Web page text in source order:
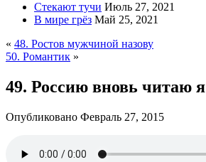
Стекают тучи Июль 27, 2021
В мире грёз Май 25, 2021
« 48. Ростов мужчиной назову
50. Романтик »
49. Россию вновь читаю я
Опубликовано Февраль 27, 2015